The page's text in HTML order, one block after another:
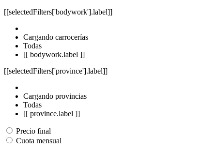
[[selectedFilters['bodywork'].label]]
Cargando carrocerías
Todas
[[ bodywork.label ]]
[[selectedFilters['province'].label]]
Cargando provincias
Todas
[[ province.label ]]
Precio final
Cuota mensual